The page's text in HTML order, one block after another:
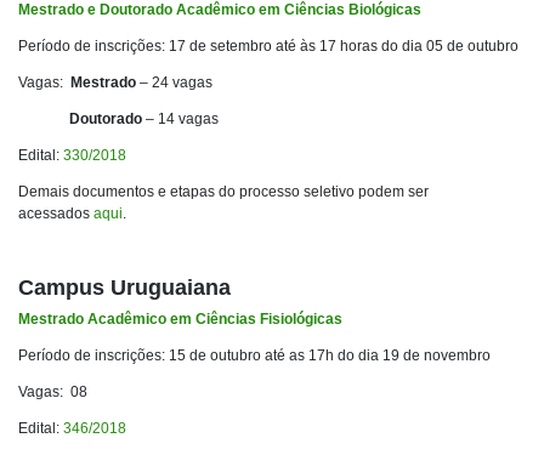
Mestrado e Doutorado Acadêmico em Ciências Biológicas
Período de inscrições: 17 de setembro até às 17 horas do dia 05 de outubro
Vagas: Mestrado – 24 vagas
Doutorado – 14 vagas
Edital: 330/2018
Demais documentos e etapas do processo seletivo podem ser
acessados aqui.
Campus Uruguaiana
Mestrado Acadêmico em Ciências Fisiológicas
Período de inscrições: 15 de outubro até as 17h do dia 19 de novembro
Vagas: 08
Edital: 346/2018